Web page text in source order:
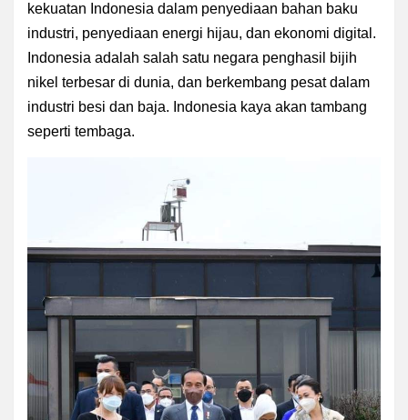
kekuatan Indonesia dalam penyediaan bahan baku
industri, penyediaan energi hijau, dan ekonomi digital.
Indonesia adalah salah satu negara penghasil bijih
nikel terbesar di dunia, dan berkembang pesat dalam
industri besi dan baja. Indonesia kaya akan tambang
seperti tembaga.